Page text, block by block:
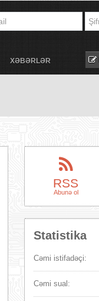
XƏBƏRLƏR
RSS
Abunə ol
Statistika
Cəmi istifadəçi:
Cəmi sual: